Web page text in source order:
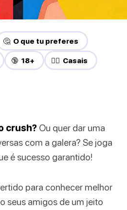
🤔 O que tu preferes
🔞 18+ ❤️‍🔥 Casais
crush? Ou quer dar uma
com a galera? Se joga
é sucesso garantido!
para conhecer melhor
seus amigos de um jeito